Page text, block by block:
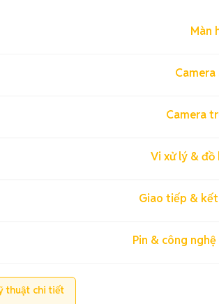
Màn
Camera
Camera
Vi xử lý & đồ
Giao tiếp &
Pin & công nghệ
thuật chi tiết